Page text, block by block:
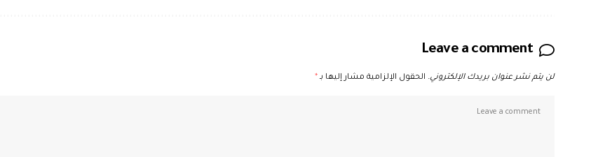
Leave a comment
لن يتم نشر عنوان بريدك الإلكتروني. الحقول الإلزامية مشار إليها بـ*